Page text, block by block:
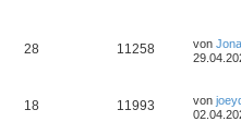
28 11258 von
18 11993 von